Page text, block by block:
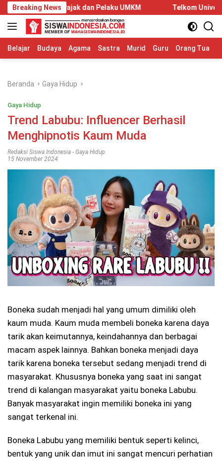
Langsung
ke
konten
Breaking News
Pelaku UMKM Telkom University Dorong Kolaborasi
Belajar Budaya Agama Sastra Murid Guru Orang Tua
Beranda Gaya Hidup
Gaya Hidup
Trend Labubu: Influencer Berhasil
Menghipnotis Kaum Muda
Redaksi Siswa Indonesia - Gaya Hidup
15 November 2024
Boneka sudah menjadi hal yang umum dimiliki oleh
kaum muda. Kaum muda membeli boneka karena daya
tarik akan keimutannya, keindahannya dan berbagai
macam aspek lainnya. Bahkan boneka menjadi daya
tarik karena boneka tersebut sedang menjadi trend di
masyarakat. Khususnya boneka yang saat ini sangat
trend di kalangan masyarakat yaitu boneka Labubu.
Banyak masyarakat ingin memiliki boneka ini yang
sangat terkenal ini.
Boneka Labubu yang memiliki bentuk seperti kelinci,
bentuk yang unik dan imut ini sangat mencuri perhatian